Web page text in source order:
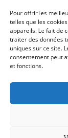
Pour offrir les
telles que les
appareils. Le fait de
traiter des données
uniques sur ce site.
consentement peut
et fonctions.
Formulaire de
Mentions
Politique de
Politique de
2025 -